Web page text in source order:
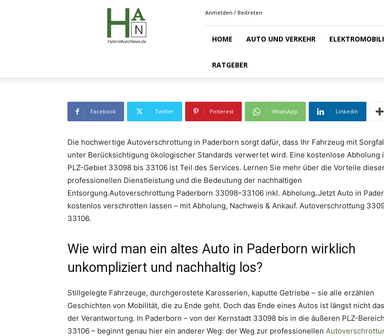
Hybridautonews.de
Anmelden / Beitreten
HOME AUTO UND VERKEHR
RATGEBER
Fahrzeugentsorgung zwischen
Facebook Twitter Pinterest WhatsApp Linkedin
Die hochwertige Autoverschrottung in Paderborn sorgt dafür, dass Ihr Fahrzeug mit
unter Berücksichtigung ökologischer Standards verwertet wird. Eine kostenlose Abholung
PLZ-Gebiet 33098 bis 33106 ist Teil des Services. Lernen Sie mehr über die Vorteile
professionellen Dienstleistung und die Bedeutung der nachhaltigen
Entsorgung.Autoverschrottung Paderborn 33098–33106 inkl. Abholung.Jetzt Auto in
kostenlos verschrotten lassen – mit Abholung, Nachweis & Ankauf. Autoverschrottung
33106.
Wie wird man ein altes Auto in Paderborn wirklich
unkompliziert und nachhaltig los?
Stillgelegte Fahrzeuge, durchgerostete Karosserien, kaputte Getriebe – sie alle erzählen
Geschichten von Mobilität, die zu Ende geht. Doch das Ende eines Autos ist längst nicht
der Verantwortung. In Paderborn – von der Kernstadt 33098 bis in die äußeren PLZ-
33106 – beginnt genau hier ein anderer Weg: der Weg zur professionellen